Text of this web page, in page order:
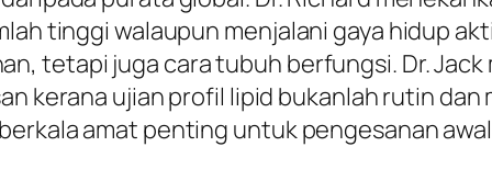
tinggi walaupun menjalani gaya hidup
tetapi juga cara tubuh berfungsi. Dr.
kerana ujian profil lipid bukanlah rutin
amat penting untuk pengesanan